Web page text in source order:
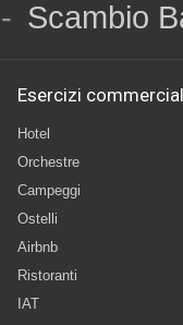
- Scambio
Esercizi
Hotel
Orchestre
Campeggi
Ostelli
Airbnb
Ristoranti
IAT